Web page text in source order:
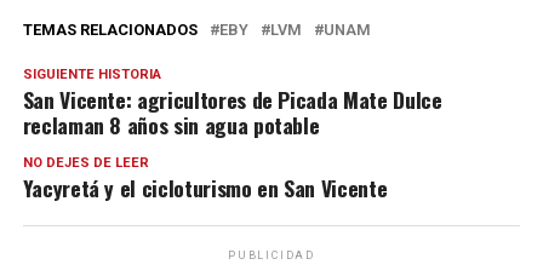
TEMAS RELACIONADOS EBY LVM UNAM
SIGUIENTE HISTORIA
San Vicente: agricultores de Picada Mate Dulce
reclaman 8 años sin agua potable
NO DEJES DE LEER
Yacyretá y el cicloturismo en San Vicente
PUBLICIDAD